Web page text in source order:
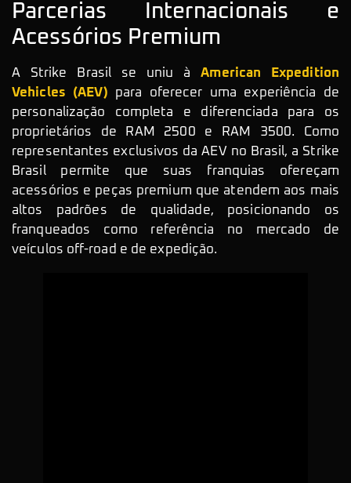
Parcerias Internacionais e
Acessórios Premium
A Strike Brasil se uniu àAmerican Expedition
Vehicles (AEV) para oferecer uma experiência de
personalização completa e diferenciada para os
proprietários de RAM 2500 e RAM 3500. Como
representantes exclusivos da AEV no Brasil, a Strike
Brasil permite que suas franquias ofereçam
acessórios e peças premium que atendem aos mais
altos padrões de qualidade, posicionando os
franqueados como referência no mercado de
veículos off-road e de expedição.